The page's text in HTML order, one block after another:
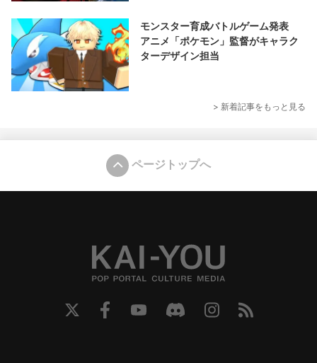
モンスター育成バトルゲーム発表
アニメ「ポケモン」監督がキャラク
ターデザイン担当
> 新着記事をもっと見る
ページトップへ